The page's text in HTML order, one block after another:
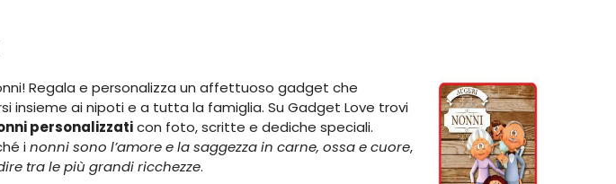
Regala e personalizza un affettuoso gadget che
insieme ai nipoti e a tutta la famiglia. Su Gadget Love trovi
personalizzaticon foto, scritte e dediche speciali.
inonni sono l’amore e la saggezza in carne, ossa e cuore,
tra le più grandi ricchezze.